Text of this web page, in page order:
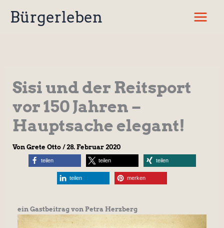
InhaltBürgerleben
Sisi und der Reitsport
vor 150 Jahren –
Hauptsache elegant!
Von Grete Otto /28. Februar 2020
teilen teilen teilen
teilen merken
ein Gastbeitrag von Petra Herzberg